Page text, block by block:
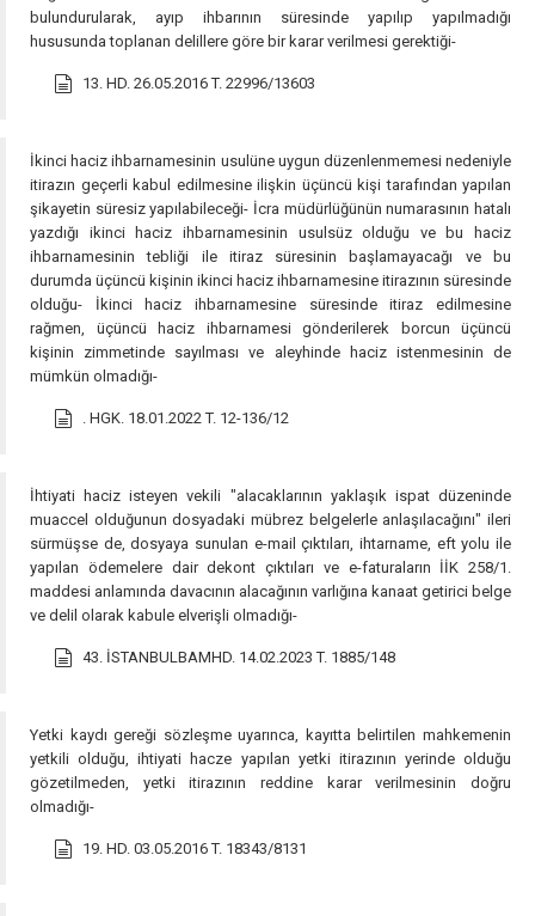
bulundurularak, ayıp ihbarının süresinde yapılıp yapılmadığı
hususunda toplanan delillere göre bir karar verilmesi gerektiği-
13. HD. 26.05.2016 T. 22996/13603
İkinci haciz ihbarnamesinin usulüne uygun düzenlenmemesi nedeniyle
itirazın geçerli kabul edilmesine ilişkin üçüncü kişi tarafından yapılan
şikayetin süresiz yapılabileceği- İcra müdürlüğünün numarasının hatalı
yazdığı ikinci haciz ihbarnamesinin usulsüz olduğu ve bu haciz
ihbarnamesinin tebliği ile itiraz süresinin başlamayacağı ve bu
durumda üçüncü kişinin ikinci haciz ihbarnamesine itirazının süresinde
olduğu- İkinci haciz ihbarnamesine süresinde itiraz edilmesine
rağmen, üçüncü haciz ihbarnamesi gönderilerek borcun üçüncü
kişinin zimmetinde sayılması ve aleyhinde haciz istenmesinin de
mümkün olmadığı-
. HGK. 18.01.2022 T. 12-136/12
İhtiyati haciz isteyen vekili "alacaklarının yaklaşık ispat düzeninde
muaccel olduğunun dosyadaki mübrez belgelerle anlaşılacağını" ileri
sürmüşse de, dosyaya sunulan e-mail çıktıları, ihtarname, eft yolu ile
yapılan ödemelere dair dekont çıktıları ve e-faturaların İİK 258/1.
maddesi anlamında davacının alacağının varlığına kanaat getirici belge
ve delil olarak kabule elverişli olmadığı-
43. İSTANBULBAMHD. 14.02.2023 T. 1885/148
Yetki kaydı gereği sözleşme uyarınca, kayıtta belirtilen mahkemenin
yetkili olduğu, ihtiyati hacze yapılan yetki itirazının yerinde olduğu
gözetilmeden, yetki itirazının reddine karar verilmesinin doğru
olmadığı-
19. HD. 03.05.2016 T. 18343/8131